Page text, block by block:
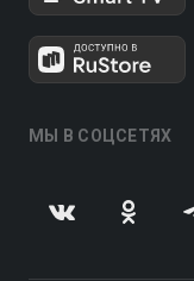
МЫ В СОЦСЕТЯХ